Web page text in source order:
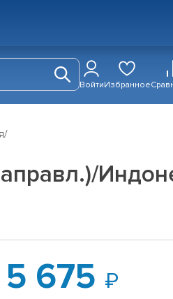
ВойтиИзбранное
5 675